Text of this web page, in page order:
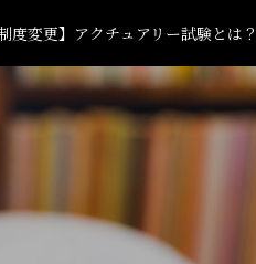
度変更】アクチュアリー試験と
就活生向け】27卒内定者座談会の
クチュアリー志望ならどう選ぶ？
ープワークで評価を得るには
度変更】アクチュアリー試験とは
活生向け】27卒内定者座談会の